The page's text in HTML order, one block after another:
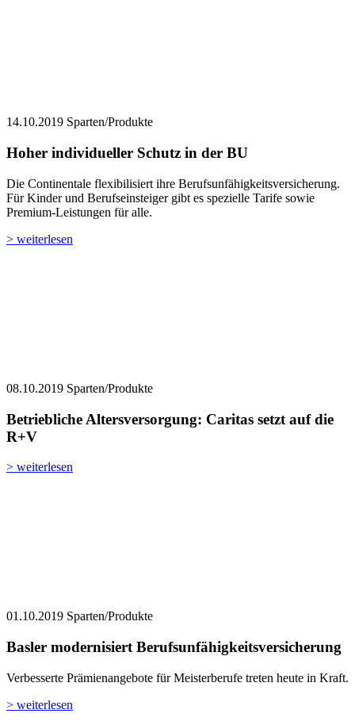
14.10.2019 Sparten/Produkte
Hoher individueller Schutz in der BU
Die Continentale flexibilisiert ihre Berufsunfähigkeitsversicherung.
Für Kinder und Berufseinsteiger gibt es spezielle Tarife sowie
Premium-Leistungen für alle.
> weiterlesen
08.10.2019 Sparten/Produkte
Betriebliche Altersversorgung: Caritas setzt auf die
R+V
> weiterlesen
01.10.2019 Sparten/Produkte
Basler modernisiert Berufsunfähigkeitsversicherung
Verbesserte Prämienangebote für Meisterberufe treten heute in Kraft.
> weiterlesen